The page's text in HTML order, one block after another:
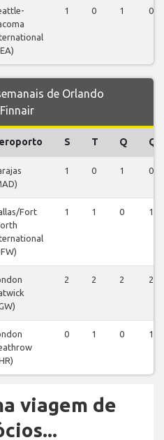
1 0 1 0
de Orlando
S T Q Q
1 0 1 0
Fort
1 1 0 1
2 2 2 2
0 1 0 1
viagem de